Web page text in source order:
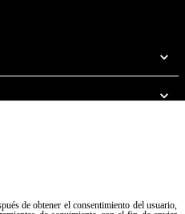
de obtener el consentimiento del usuario,